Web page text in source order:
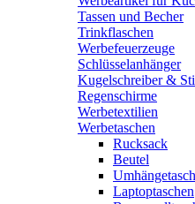
Tassen und Becher
Trinkflaschen
Werbefeuerzeuge
Schlüsselanhänger
Kugelschreiber &
Regenschirme
Werbetextilien
Werbetaschen
Rucksack
Beutel
Laptoptaschen